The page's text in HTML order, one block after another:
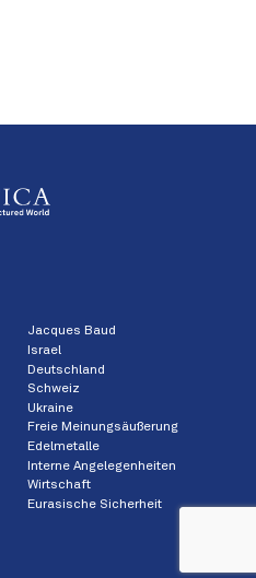
Jacques Baud
Israel
Deutschland
Schweiz
Ukraine
Freie Meinungsäußerung
Edelmetalle
Interne Angelegenheiten
Wirtschaft
Eurasische Sicherheit